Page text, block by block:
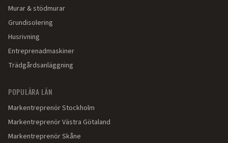
Murar & stödmurar
Grundisolering
Husrivning
Entreprenadmaskiner
Trädgårdsanläggning
POPULÄRA LÄN
MarkentreprenörStockholm
MarkentreprenörVästra Götaland
MarkentreprenörSkåne